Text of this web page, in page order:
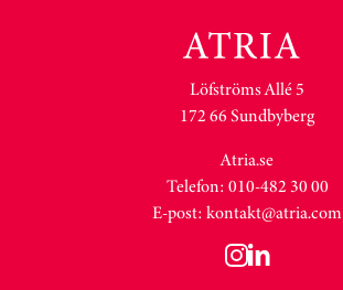
Löfströms Allé 5
172 66 Sundbyberg
Atria.se
Telefon: 010-482 30 00
E-post: kontakt@atria.com